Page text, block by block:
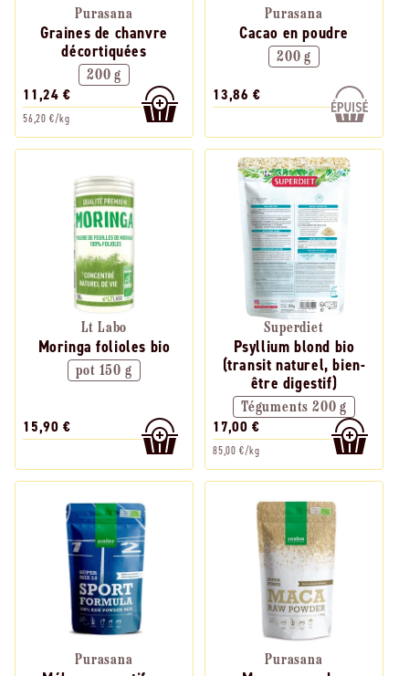
Purasana
Graines de chanvre
décortiquées
200 g
11,24 €
56,20 €/kg
Purasana
Cacao en poudre
200 g
13,86 €
Lt Labo
Moringa folioles bio
pot 150 g
15,90 €
Superdiet
Psyllium blond bio
(transit naturel, bien-
être digestif)
Téguments 200 g
17,00 €
85,00 €/kg
Purasana Purasana